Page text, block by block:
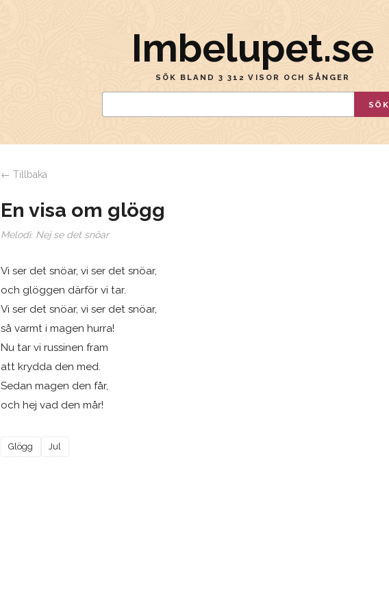
Imbelupet.se
SÖK BLAND 3 312 VISOR OCH SÅNGER
SÖK
← Tillbaka
En visa om glögg
Melodi: Nej se det snöar
Vi ser det snöar, vi ser det snöar,
och glöggen därför vi tar.
Vi ser det snöar, vi ser det snöar,
så varmt i magen hurra!
Nu tar vi russinen fram
att krydda den med.
Sedan magen den får,
och hej vad den mår!
Glögg Jul